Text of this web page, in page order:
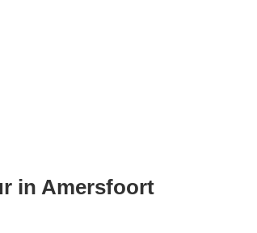
in Amersfoort